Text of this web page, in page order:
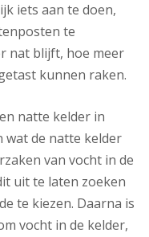
iets aan te doen,
te
nat blijft, hoe meer
kunnen raken.
natte kelder in
wat de natte kelder
van vocht in de
uit te laten zoeken
te kiezen. Daarna is
vocht in de kelder,